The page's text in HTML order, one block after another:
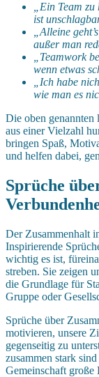
„Ein Team
ist
„Alleine
außer man
„Teamwork
wenn etwas
„Ich habe
wie man es
Die oben genannten
aus einer Vielzahl
bringen Spaß,
und helfen dabei,
Sprüche
Der Zusammenhalt
Inspirierende
wichtig es ist,
streben. Sie zeigen
die Grundlage für
Gruppe oder
Sprüche über
motivieren, unsere
gegenseitig zu
zusammen stark
Gemeinschaft große